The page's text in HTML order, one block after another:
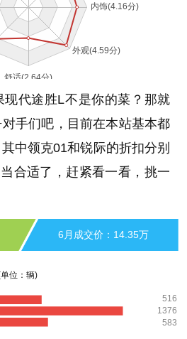
代途胜L不是你的菜？那就
手们吧，目前在本站基本都
中领克01和锐际的折扣分别
合适了，赶紧看一看，挑一
6月成交价：14.35万
位：辆)
516
1376
583